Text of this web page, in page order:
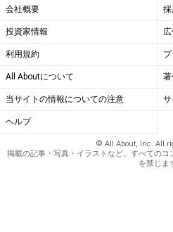
会社概要 採
投資家情報
利用規約
All Aboutについて
当サイトの情報についての注意
ヘルプ
© All About, Inc. All
掲載の記事・写真・イラストなど、すべての
を禁じま